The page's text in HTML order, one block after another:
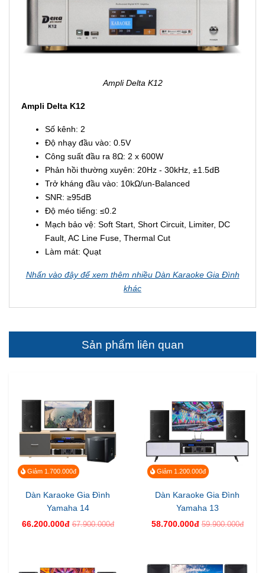
Ampli Delta K12
Ampli Delta K12
Số kênh: 2
Độ nhạy đầu vào: 0.5V
Công suất đầu ra 8Ω: 2 x 600W
Phản hồi thường xuyên: 20Hz - 30kHz, ±1.5dB
Trở kháng đầu vào: 10kΩ/un-Balanced
SNR: ≥95dB
Độ méo tiếng: ≤0.2
Mạch bảo vệ: Soft Start, Short Circuit, Limiter, DC
Fault, AC Line Fuse, Thermal Cut
Làm mát: Quạt
Nhấn vào đây để xem thêm nhiều Dàn Karaoke Gia Đình
khác
Sản phẩm liên quan
Giảm 1.700.000đ
Dàn Karaoke Gia Đình
Yamaha 14
66.200.000đ 67.900.000đ
Giảm 1.200.000đ
Dàn Karaoke Gia Đình
Yamaha 13
58.700.000đ 59.900.000đ